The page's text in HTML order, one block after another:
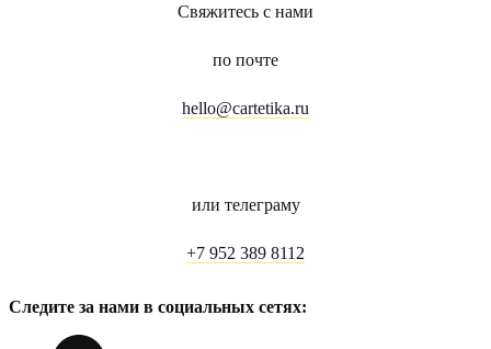
Свяжитесь с нами
по почте
hello@cartetika.ru
или телеграму
+7 952 389 8112
Следите за нами в социальных сетях: